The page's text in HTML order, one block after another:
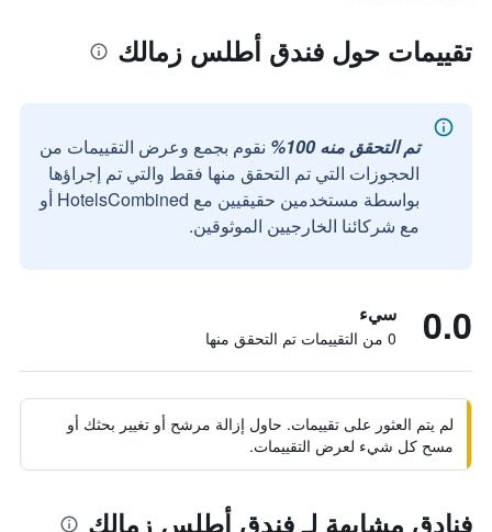
تقييمات حول فندق أطلس زمالك
تم التحقق منه 100%
نقوم بجمع وعرض التقييمات من
الحجوزات التي تم التحقق منها فقط والتي تم إجراؤها
بواسطة مستخدمين حقيقيين مع HotelsCombined أو
مع شركائنا الخارجيين الموثوقين.
0.0 سيء
0 من التقييمات تم التحقق منها
لم يتم العثور على تقييمات. حاول إزالة مرشح أو تغيير بحثك أو
مسح كل شيء لعرض التقييمات.
فنادق مشابهة لـ فندق أطلس زمالك